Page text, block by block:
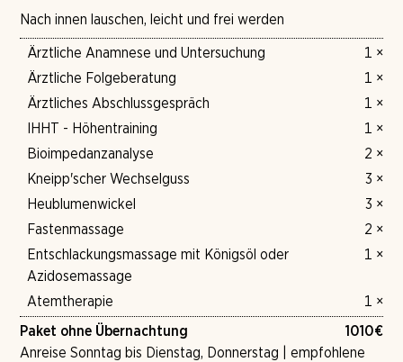
Nach innen lauschen, leicht und frei werden
Ärztliche Anamnese und Untersuchung
1 ×
Ärztliche Folgeberatung
1 ×
Ärztliches Abschlussgespräch
1 ×
IHHT - Höhentraining
1 ×
Bioimpedanzanalyse
2 ×
Kneipp'scher Wechselguss
3 ×
Heublumenwickel
3 ×
Fastenmassage
2 ×
Entschlackungsmassage mit Königsöl oder
Azidosemassage
1 ×
Atemtherapie 1 ×
Paket ohne Übernachtung 1010€
Anreise Sonntag bis Dienstag, Donnerstag | empfohlene